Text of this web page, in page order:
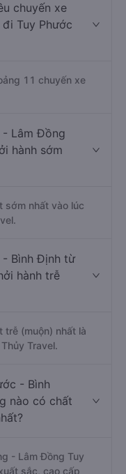
chuyến xe
Tuy Phước
11 chuyến xe
- Lâm Đồng
hành sớm
sớm nhất vào lúc
- Bình Định từ
hành trễ
trễ (muộn) nhất là
Travel.
- Bình
nào có chất
- Lâm Đồng Tuy
sắc, cao cấp